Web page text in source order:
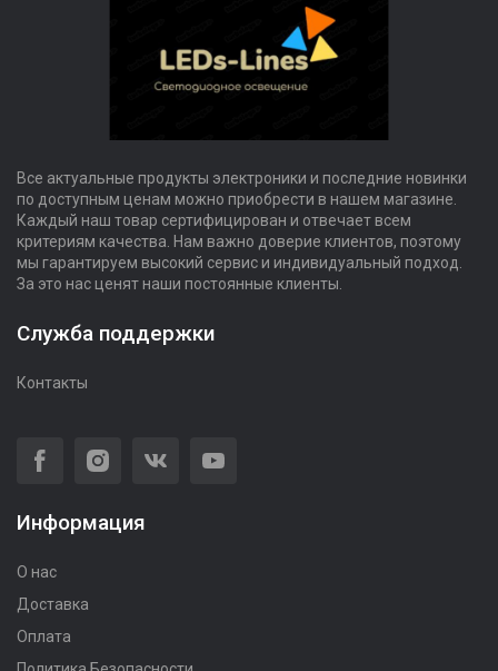
Все актуальные продукты электроники и последние новинки
по доступным ценам можно приобрести в нашем магазине.
Каждый наш товар сертифицирован и отвечает всем
критериям качества. Нам важно доверие клиентов, поэтому
мы гарантируем высокий сервис и индивидуальный подход.
За это нас ценят наши постоянные клиенты.
Служба поддержки
Контакты
Информация
О нас
Доставка
Оплата